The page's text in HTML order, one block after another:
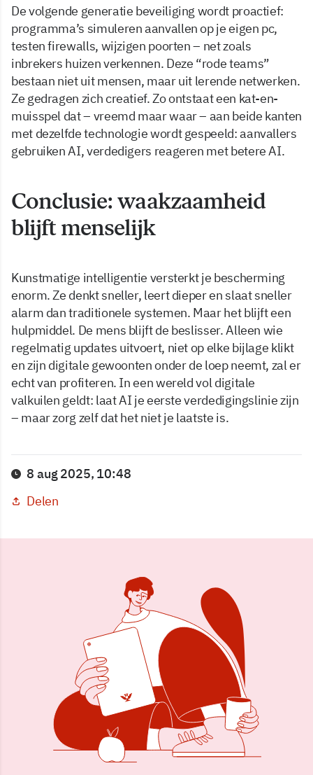
De volgende generatie beveiliging wordt proactief:
programma’s simuleren aanvallen op je eigen pc,
testen firewalls, wijzigen poorten – net zoals
inbrekers huizen verkennen. Deze “rode teams”
bestaan niet uit mensen, maar uit lerende netwerken.
Ze gedragen zich creatief. Zo ontstaat een kat-en-
muisspel dat – vreemd maar waar – aan beide kanten
met dezelfde technologie wordt gespeeld: aanvallers
gebruiken AI, verdedigers reageren met betere AI.
Conclusie: waakzaamheid
blijft menselijk
Kunstmatige intelligentie versterkt je bescherming
enorm. Ze denkt sneller, leert dieper en slaat sneller
alarm dan traditionele systemen. Maar het blijft een
hulpmiddel. De mens blijft de beslisser. Alleen wie
regelmatig updates uitvoert, niet op elke bijlage klikt
en zijn digitale gewoonten onder de loep neemt, zal er
echt van profiteren. In een wereld vol digitale
valkuilen geldt: laat AI je eerste verdedigingslinie zijn
– maar zorg zelf dat het niet je laatste is.
8 aug 2025, 10:48
Delen